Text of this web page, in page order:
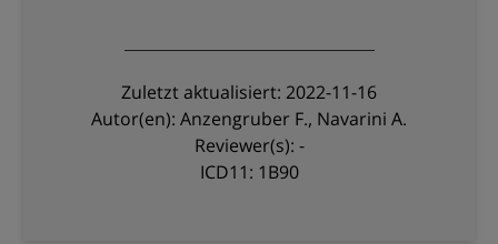
Zuletzt aktualisiert: 2022-11-16
Autor(en): Anzengruber F., Navarini A.
Reviewer(s): -
ICD11: 1B90